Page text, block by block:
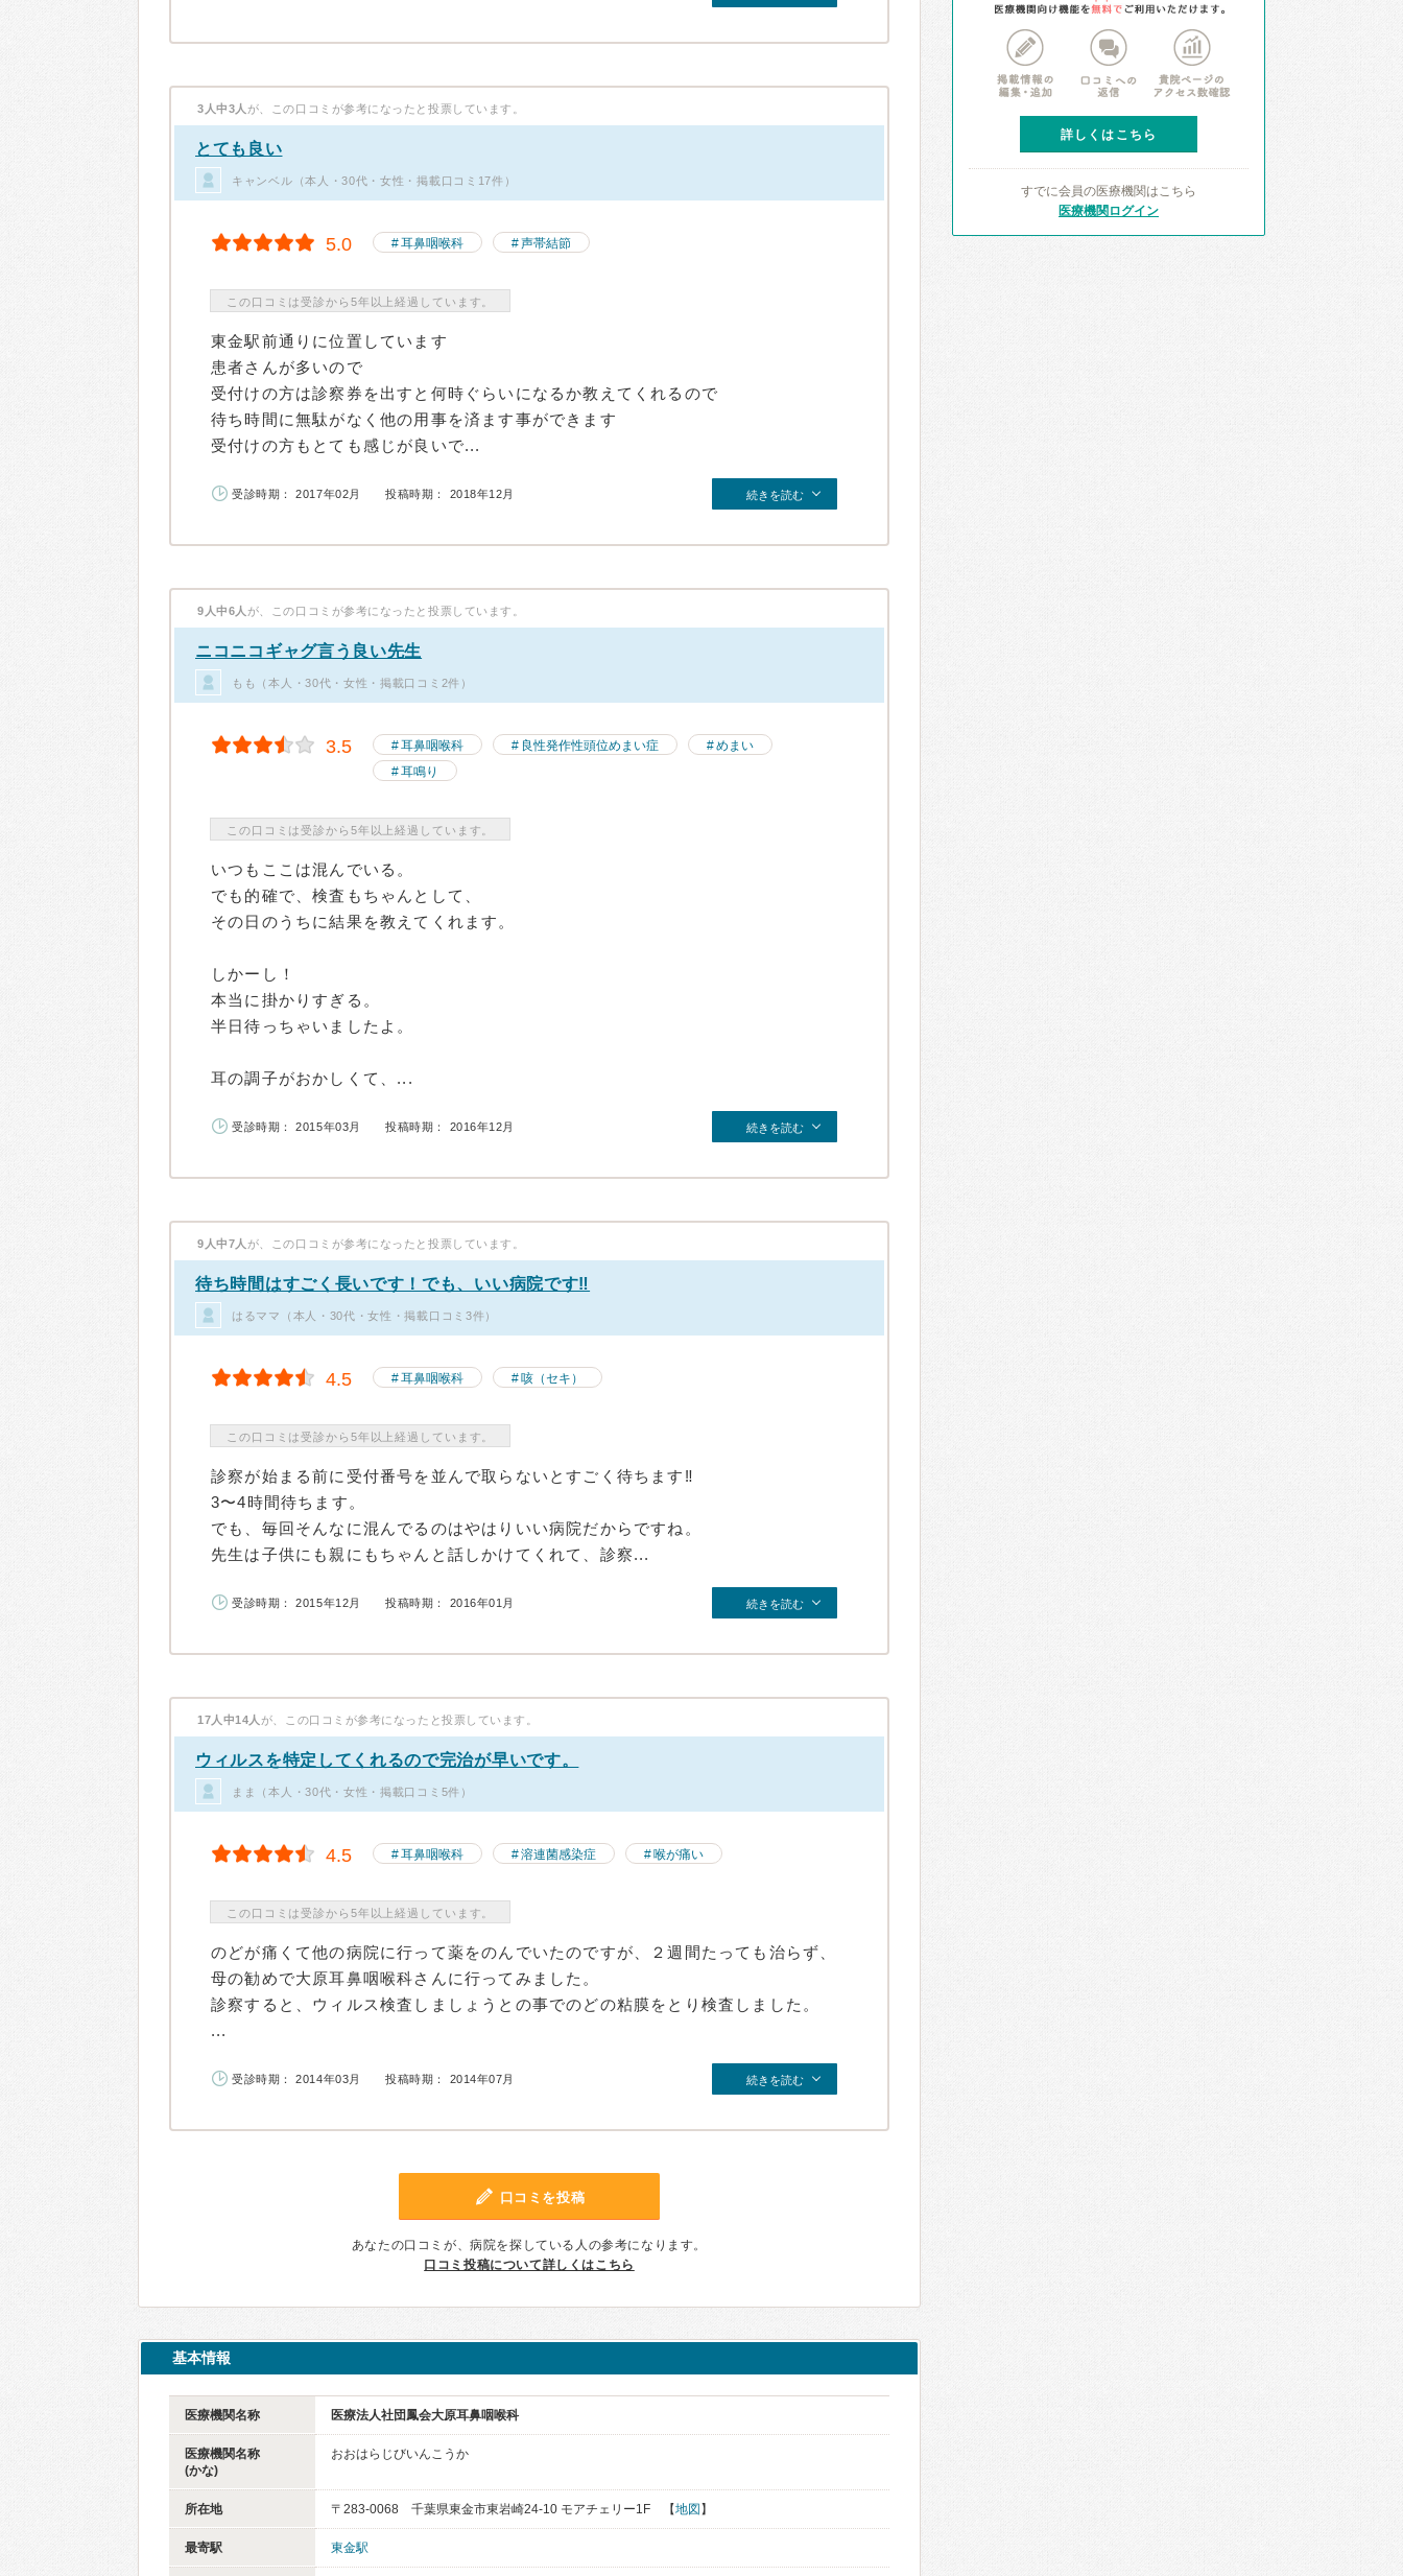
3人中3人 が、この口コミが参考になったと投票しています。
とても良い
キャンベル（本人・30代・女性・掲載口コミ17件）
5.0 耳鼻咽喉科 声帯結節
この口コミは受診から5年以上経過しています。
東金駅前通りに位置しています
患者さんが多いので
受付けの方は診察券を出すと何時ぐらいになるか教えてくれるので
待ち時間に無駄がなく他の用事を済ます事ができます
受付けの方もとても感じが良いで...
受診時期： 2017年02月 投稿時期： 2018年12月 続きを読む
9人中6人 が、この口コミが参考になったと投票しています。
ニコニコギャグ言う良い先生
もも（本人・30代・女性・掲載口コミ2件）
3.5 耳鼻咽喉科 良性発作性頭位めまい症
めまい
耳鳴り
この口コミは受診から5年以上経過しています。
いつもここは混んでいる。
でも的確で、検査もちゃんとして、
その日のうちに結果を教えてくれます。
しかーし！
本当に掛かりすぎる。
半日待っちゃいましたよ。
耳の調子がおかしくて、...
受診時期： 2015年03月 投稿時期： 2016年12月 続きを読む
9人中7人 が、この口コミが参考になったと投票しています。
待ち時間はすごく長いです！でも、いい病院です‼︎
はるママ（本人・30代・女性・掲載口コミ3件）
4.5 耳鼻咽喉科 咳（セキ）
この口コミは受診から5年以上経過しています。
診察が始まる前に受付番号を並んで取らないとすごく待ちます‼︎
3〜4時間待ちます。
でも、毎回そんなに混んでるのはやはりいい病院だからですね。
先生は子供にも親にもちゃんと話しかけてくれて、診察...
受診時期： 2015年12月 投稿時期： 2016年01月 続きを読む
17人中14人 が、この口コミが参考になったと投票しています。
ウィルスを特定してくれるので完治が早いです。
まま（本人・30代・女性・掲載口コミ5件）
4.5 耳鼻咽喉科 溶連菌感染症 喉が痛い
この口コミは受診から5年以上経過しています。
のどが痛くて他の病院に行って薬をのんでいたのですが、２週間たっても治らず、
母の勧めで大原耳鼻咽喉科さんに行ってみました。
診察すると、ウィルス検査しましょうとの事でのどの粘膜をとり検査しました。
...
受診時期： 2014年03月 投稿時期： 2014年07月 続きを読む
口コミを投稿
あなたの口コミが、病院を探している人の参考になります。
口コミ投稿について詳しくはこちら
基本情報
医療機関名称 医療法人社団鳳会大原耳鼻咽喉科
医療機関名称
(かな)
おおはらじびいんこうか
所在地 〒283-0068 千葉県東金市東岩崎24-10 モアチェリー1F 【地図 】
最寄駅 東金駅
詳しくはこちら
すでに会員の医療機関はこちら
医療機関ログイン